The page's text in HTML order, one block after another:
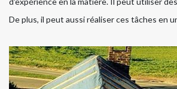
De plus, il peut aussi réaliser ces tâches en